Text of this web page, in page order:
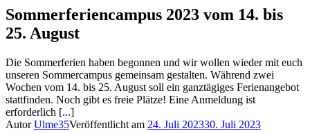
Sommerferiencampus 2023 vom 14. bis
25. August
Die Sommerferien haben begonnen und wir wollen wieder mit euch
unseren Sommercampus gemeinsam gestalten. Während zwei
Wochen vom 14. bis 25. August soll ein ganztägiges Ferienangebot
stattfinden. Noch gibt es freie Plätze! Eine Anmeldung ist
erforderlich [...]
AutorUlme35Veröffentlicht am 24. Juli 202330. Juli 2023